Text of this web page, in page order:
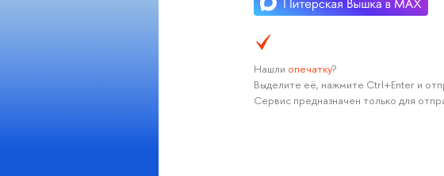
Нашли опечатку?
Выделите её, нажмите Ctrl+Enter и
Сервис предназначен только для